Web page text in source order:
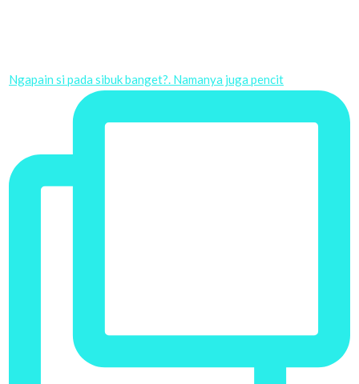
Ngapain si pada sibuk banget?. Namanya juga pencit